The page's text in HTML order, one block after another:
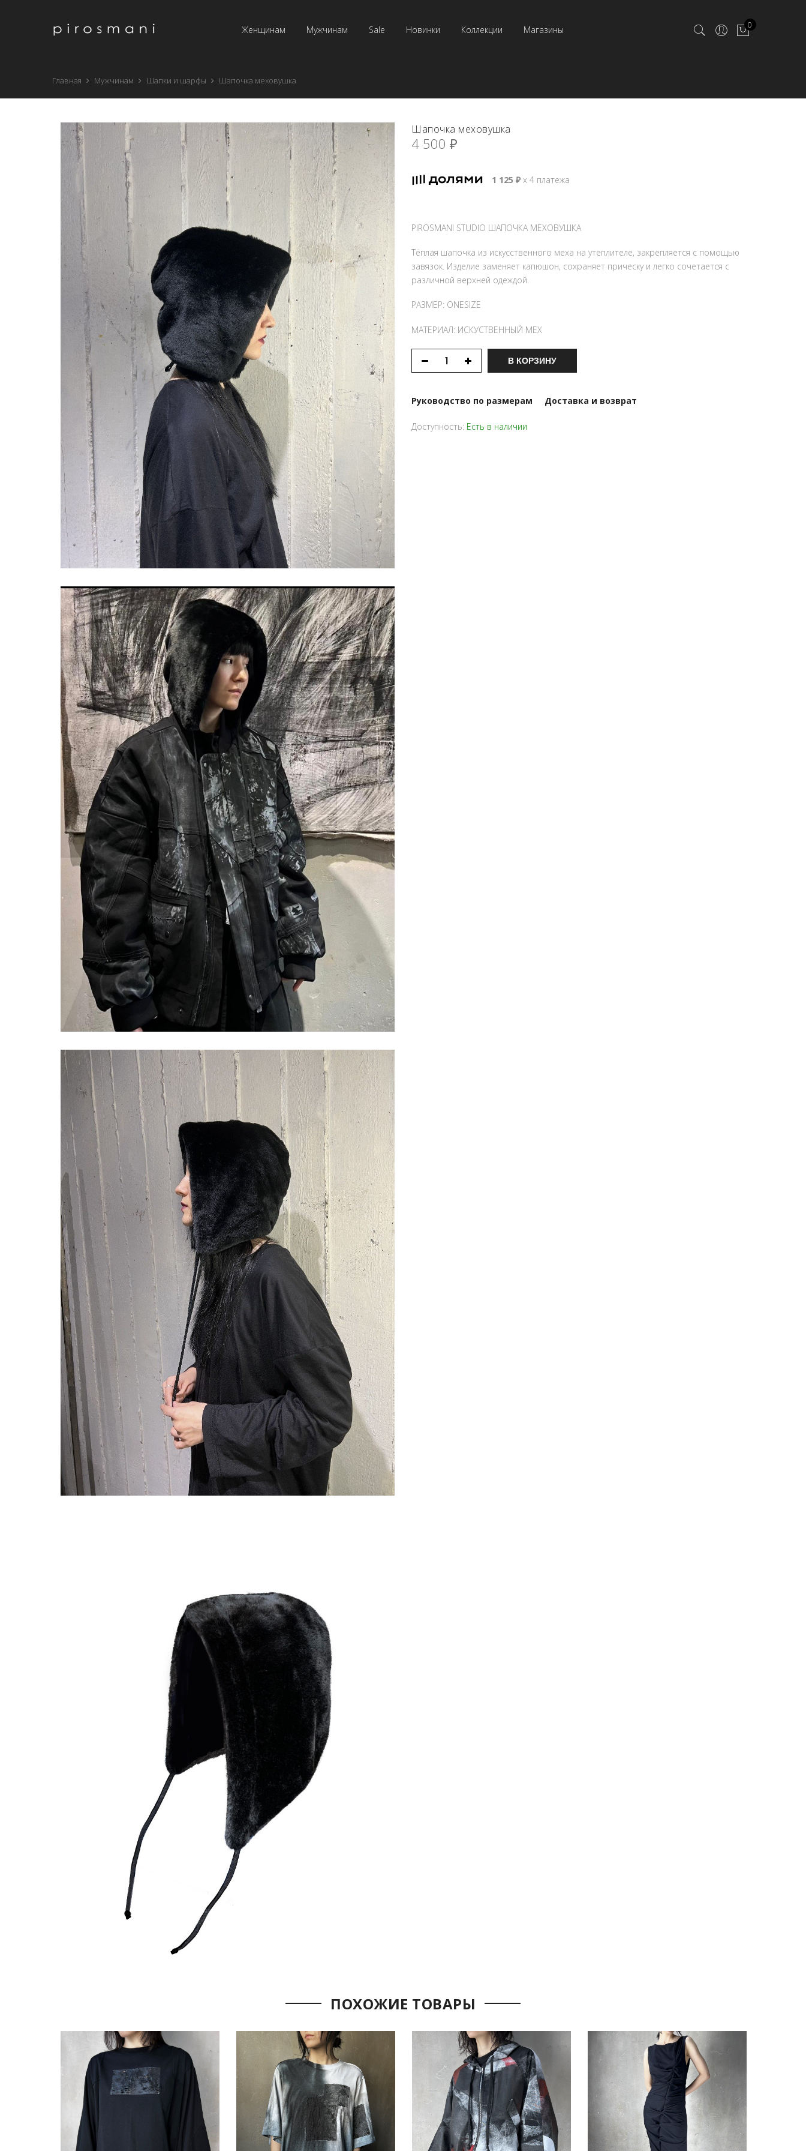
Женщинам Мужчинам Sale Новинки Коллекции Магазины 0
Главная Мужчинам Шапки и шарфы Шапочка меховушка
Шапочка меховушка
4 500 ₽
1 125 ₽ х 4 платежа
PIROSMANI STUDIO ШАПОЧКА МЕХОВУШКА
Тёплая шапочка из искусственного меха на утеплителе, закрепляется с помощью
завязок. Изделие заменяет капюшон, сохраняет прическу и легко сочетается с
различной верхней одеждой.
РАЗМЕР: ONESIZE
МАТЕРИАЛ: ИСКУСТВЕННЫЙ МЕХ
В КОРЗИНУ
Руководство по размерам Доставка и возврат
Доступность: Есть в наличии
ПОХОЖИЕ ТОВАРЫ